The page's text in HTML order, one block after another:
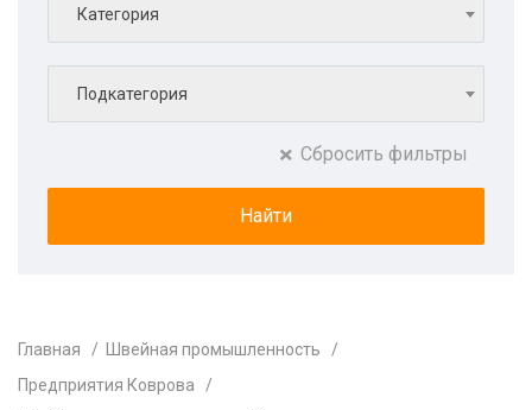
Категория
Подкатегория
Сбросить фильтры
Главная
Швейная промышленность
Предприятия Коврова